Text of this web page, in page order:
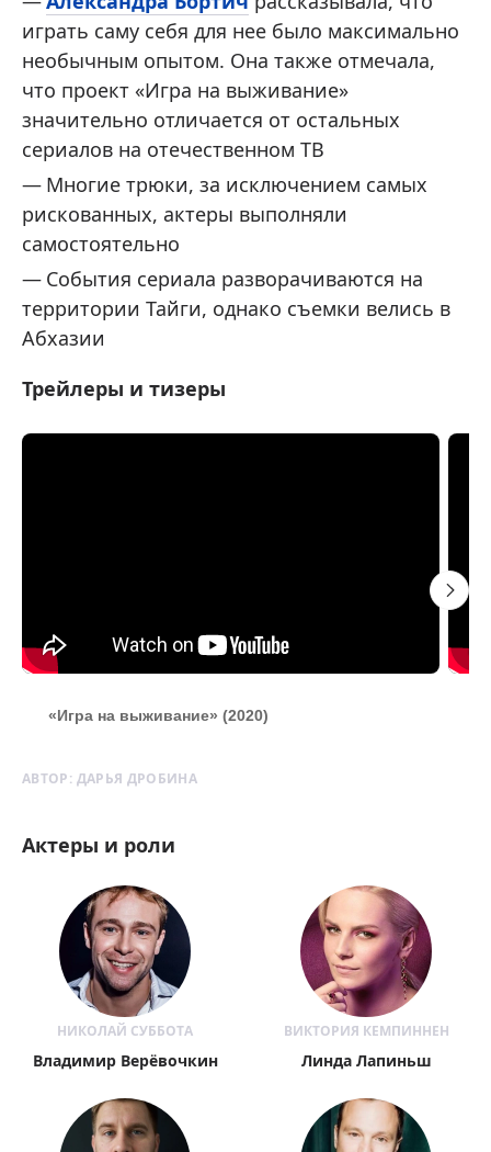
играть саму себя для нее было максимально
необычным опытом. Она также отмечала,
что проект «Игра на выживание»
значительно отличается от остальных
сериалов на отечественном ТВ
Многие трюки, за исключением самых
рискованных, актеры выполняли
самостоятельно
События сериала разворачиваются на
территории Тайги, однако съемки велись в
Абхазии
Трейлеры и тизеры
«Игра на выживание» (2020)
АВТОР: ДАРЬЯ ДРОБИНА
Актеры и роли
НИКОЛАЙ СУББОТА
Владимир Верёвочкин
ВИКТОРИЯ КЕМПИННЕН
Линда Лапиньш